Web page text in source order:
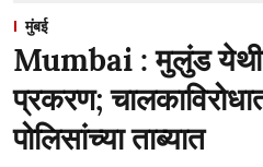
मुंबई
Mumbai : मुलुंड
प्रकरण;
पोलिसांच्या ताब्यात